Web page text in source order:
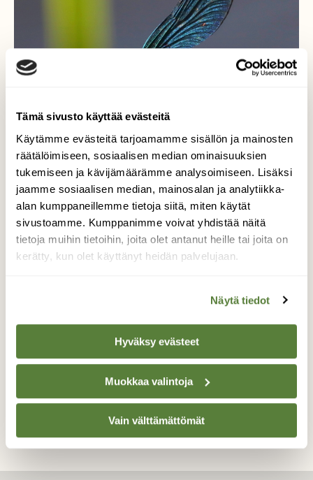
Tämä sivusto käyttää evästeitä
Käytämme evästeitä tarjoamamme sisällön ja mainosten
räätälöimiseen, sosiaalisen median ominaisuuksien
tukemiseen ja kävijämäärämme analysoimiseen. Lisäksi
jaamme sosiaalisen median, mainosalan ja analytiikka-
alan kumppaneillemme tietoja siitä, miten käytät
sivustoamme. Kumppanimme voivat yhdistää näitä
tietoja muihin tietoihin, joita olet antanut heille tai joita on
kerätty, kun olet käyttänyt heidän palvelujaan.
Näytä tiedot
Hyväksy evästeet
Muokkaa valintoja
Vain välttämättömät
Neidonkorento välkehti
rantakaislikossa
TAKAISIN LISTAAN